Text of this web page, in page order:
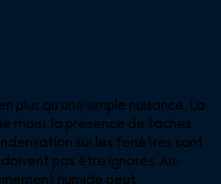
plus qu’une simple nuisance. La
moisi, la présence de taches
sur les fenêtres sont
pas être ignorés. Au-
humide peut